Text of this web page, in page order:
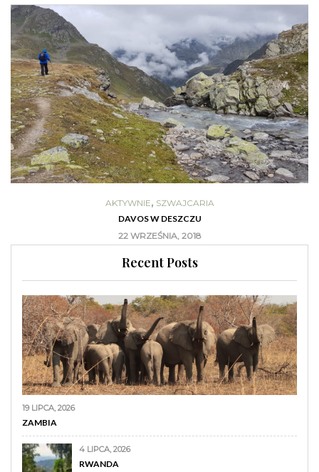
AKTYWNIE, SZWAJCARIA
DAVOS W DESZCZU
22 WRZEŚNIA, 2018
Recent Posts
19 LIPCA, 2026
ZAMBIA
4 LIPCA, 2026
RWANDA